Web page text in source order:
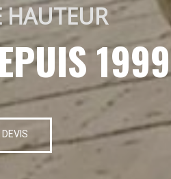
HAUTEUR
1999